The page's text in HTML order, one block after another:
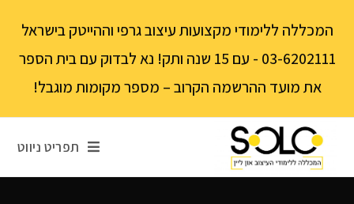
המכללה ללימודי מקצועות עיצוב גרפי וההייטק בישראל
03-6202111 - עם 15 שנה ותק! נא לבדוק עם בית הספר
את מועד ההרשמה הקרוב – מספר מקומות מוגבל!
תפריט ניווט